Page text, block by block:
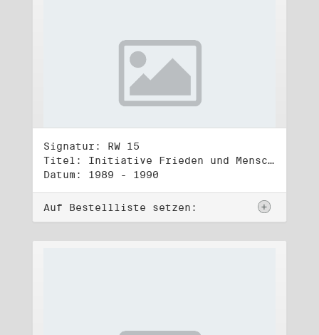
Signatur: RW 15
Titel: Initiative Frieden und Menschenrechte, Veröffentlichungen
Datum: 1989 - 1990
Auf Bestellliste setzen: